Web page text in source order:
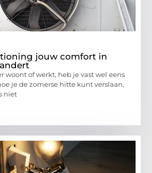
jouw comfort in
woont of werkt, heb je vast wel eens
je de zomerse hitte kunt verslaan.
niet